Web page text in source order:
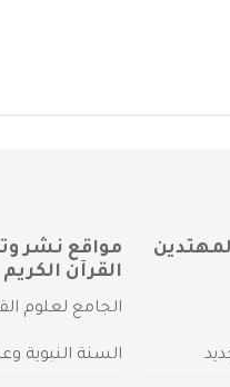
مواقع نشر
القرآن الكريم
الجامع لعلوم
السنة النبوية